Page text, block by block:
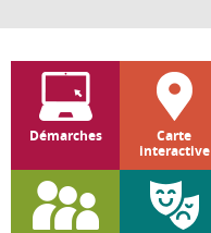
Démarches
Carte
interactive